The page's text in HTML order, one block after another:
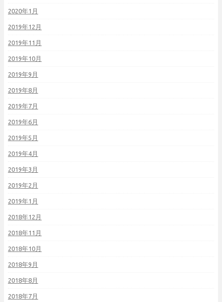
2020年1月
2019年12月
2019年11月
2019年10月
2019年9月
2019年8月
2019年7月
2019年6月
2019年5月
2019年4月
2019年3月
2019年2月
2019年1月
2018年12月
2018年11月
2018年10月
2018年9月
2018年8月
2018年7月